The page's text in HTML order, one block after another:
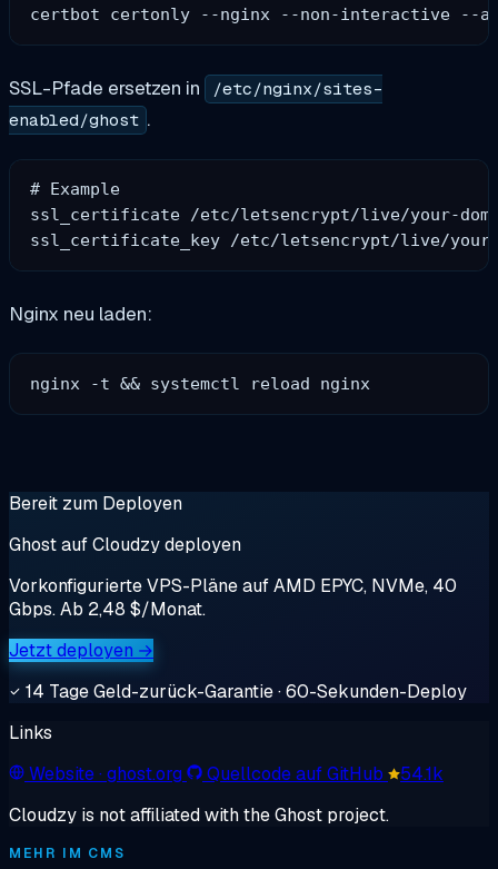
SSL-Pfade ersetzen in
/etc/nginx/sites-
enabled/ghost .
# Example
ssl_certificate /etc/letsencrypt/live/your-
Nginx neu laden:
Bereit zum Deployen
Ghost auf Cloudzy deployen
Vorkonfigurierte VPS-Pläne auf AMD EPYC, NVMe, 40
Gbps. Ab 2,48 $/Monat.
Jetzt deployen →
14 Tage Geld-zurück-Garantie · 60-Sekunden-Deploy
Links
Website· ghost.org Quellcode auf GitHub
54.1k
Cloudzy is not affiliated with the Ghost project.
MEHR IM CMS